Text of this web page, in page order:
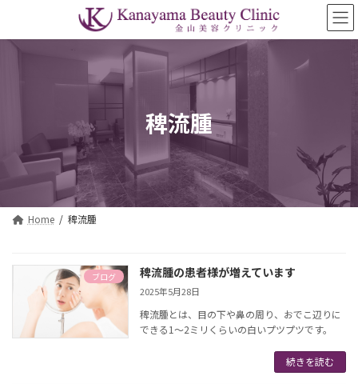
テ
ゲ
稗流腫
Home 稗流腫
ブログ 稗流腫の患者様が増えています
2025年5月28日
稗流腫とは、目の下や鼻の周り、おでこ辺りに
できる1～2ミリくらいの白いプツプツです。
続きを読む